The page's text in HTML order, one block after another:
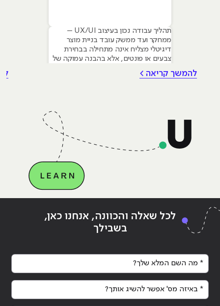
תהליך עבודה נכון בעיצוב UX/UI –
ממחקר ועד ממשק עובד בניית מוצר
דיגיטלי מצליח אינה מתחילה בבחירת
צבעים או פונטים, אלא בהבנה עמוקה של
Continue reading
מעצב גרפי מוצלח"
להמשך קריאה >
לכל שאלה והכוונה, אנחנו כאן,
בשבילך
* מה השם המלא שלך?
* באיזה מס' אפשר להשיג אותך?